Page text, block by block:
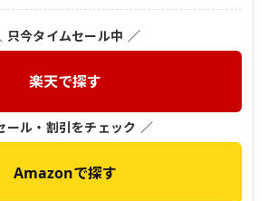
只今タイムセール中 ／
楽天で探す
ール・割引をチェック ／
Amazonで探す